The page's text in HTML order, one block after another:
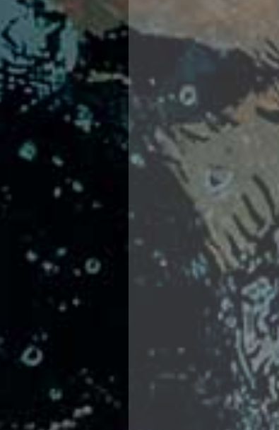
Formazione
Sezione Salvamento
GUG
Composizione
Norme e documenti
Formazione
Sedi Regionali e Provinciali
Designazioni Arbitrali
Scuole Nuoto
Ricerca Scuole Nuoto
Manuale SNF
Diventa SNF
Propaganda
Norme e documenti
Risultati
Eventi
C. F. Complesso natatorio Foro Italico
C. F. Polo Acquatico Frecciarossa Ostia
C. F. Unipol BluStadium Pietralata
C. F. Polo Acquatico Enel - Valco San Paolo
C. F. Acerra "Carlo Pedersoli"